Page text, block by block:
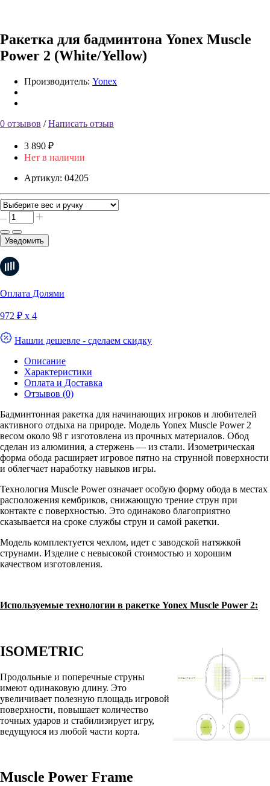
Ракетка для бадминтона Yonex Muscle
Power 2 (White/Yellow)
Производитель: Yonex
0 отзывов /Написать отзыв
3 890 ₽
Нет в наличии
Артикул: 04205
Уведомить
Оплата Долями
972 ₽ х 4
Нашли дешевле - сделаем скидку
Описание
Характеристики
Оплата и Доставка
Отзывов (0)
Бадминтонная ракетка для начинающих игроков и любителей
активного отдыха на природе. Модель Yonex Muscle Power 2
весом около 98 г изготовлена из прочных материалов. Обод
сделан из алюминия, а стержень — из стали. Изометрическая
форма обода расширяет игровое пятно на струнной поверхности
и облегчает наработку навыков игры.
Технология Muscle Power означает особую форму обода в местах
расположения кембриков, снижающую трение струн при
контакте с поверхностью. Это одинаково благоприятно
сказывается на сроке службы струн и самой ракетки.
Модель комплектуется чехлом, идет с заводской натяжкой
струнами. Изделие с невысокой стоимостью и хорошим
качеством изготовления.
Используемые технологии в ракетке Yonex Muscle Power 2:
ISOMETRIC
Продольные и поперечные струны
имеют одинаковую длину. Это
увеличивает полезную площадь игровой
поверхности, повышает количество
точных ударов и стабилизирует игру,
ведущуюся из любой части корта.
Muscle Power Frame